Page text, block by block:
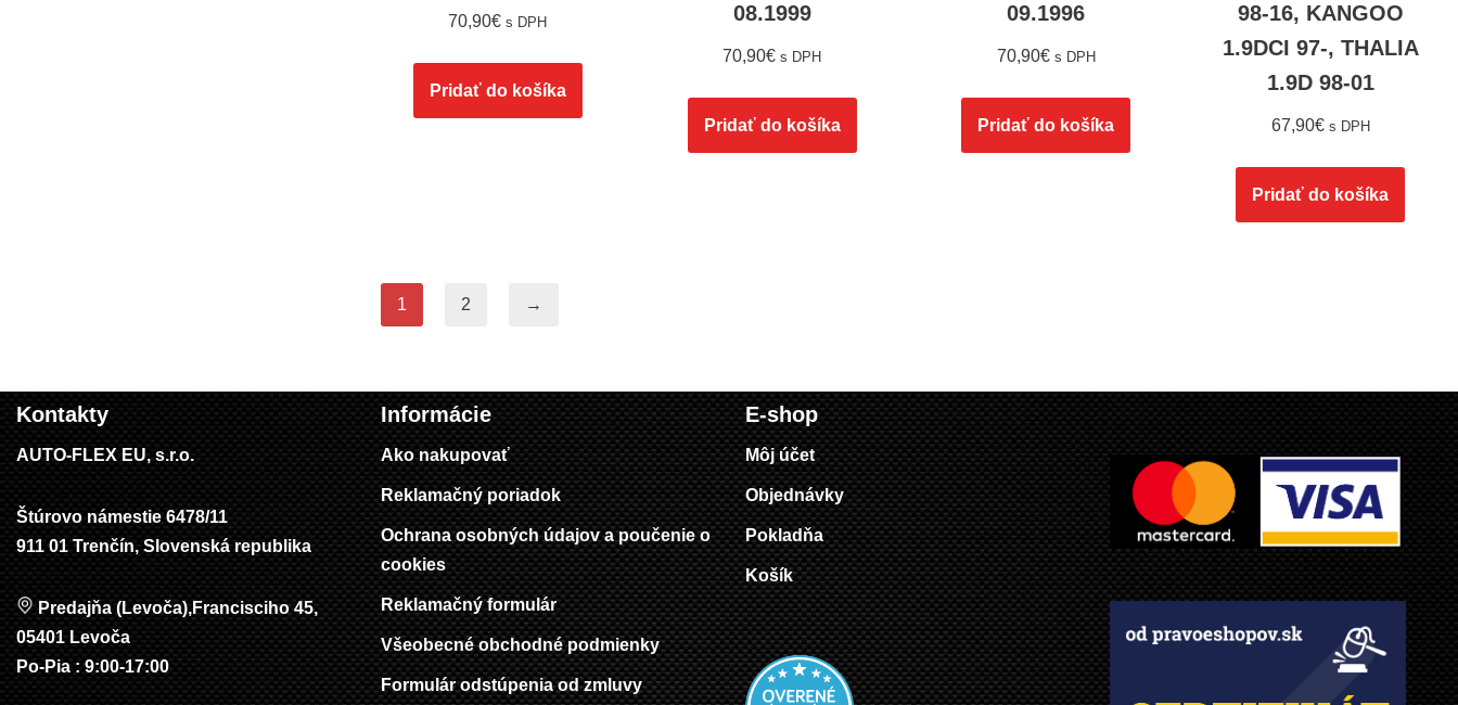
70,90€ s DPH
Pridať do košíka
08.1999
70,90€ s DPH
Pridať do košíka
09.1996
70,90€ s DPH
Pridať do košíka
98-16, KANGOO
1.9DCI 97-, THALIA
1.9D 98-01
67,90€ s DPH
Pridať do košíka
1 2 →
Kontakty
AUTO-FLEX EU, s.r.o.
Štúrovo námestie 6478/11
911 01 Trenčín, Slovenská republika
Predajňa (Levoča),Francisciho 45,
05401 Levoča
Po-Pia : 9:00-17:00
Informácie
Ako nakupovať
Reklamačný poriadok
Ochrana osobných údajov a poučenie o
cookies
Reklamačný formulár
Všeobecné obchodné podmienky
Formulár odstúpenia od zmluvy
E-shop
Môj účet
Objednávky
Pokladňa
Košík